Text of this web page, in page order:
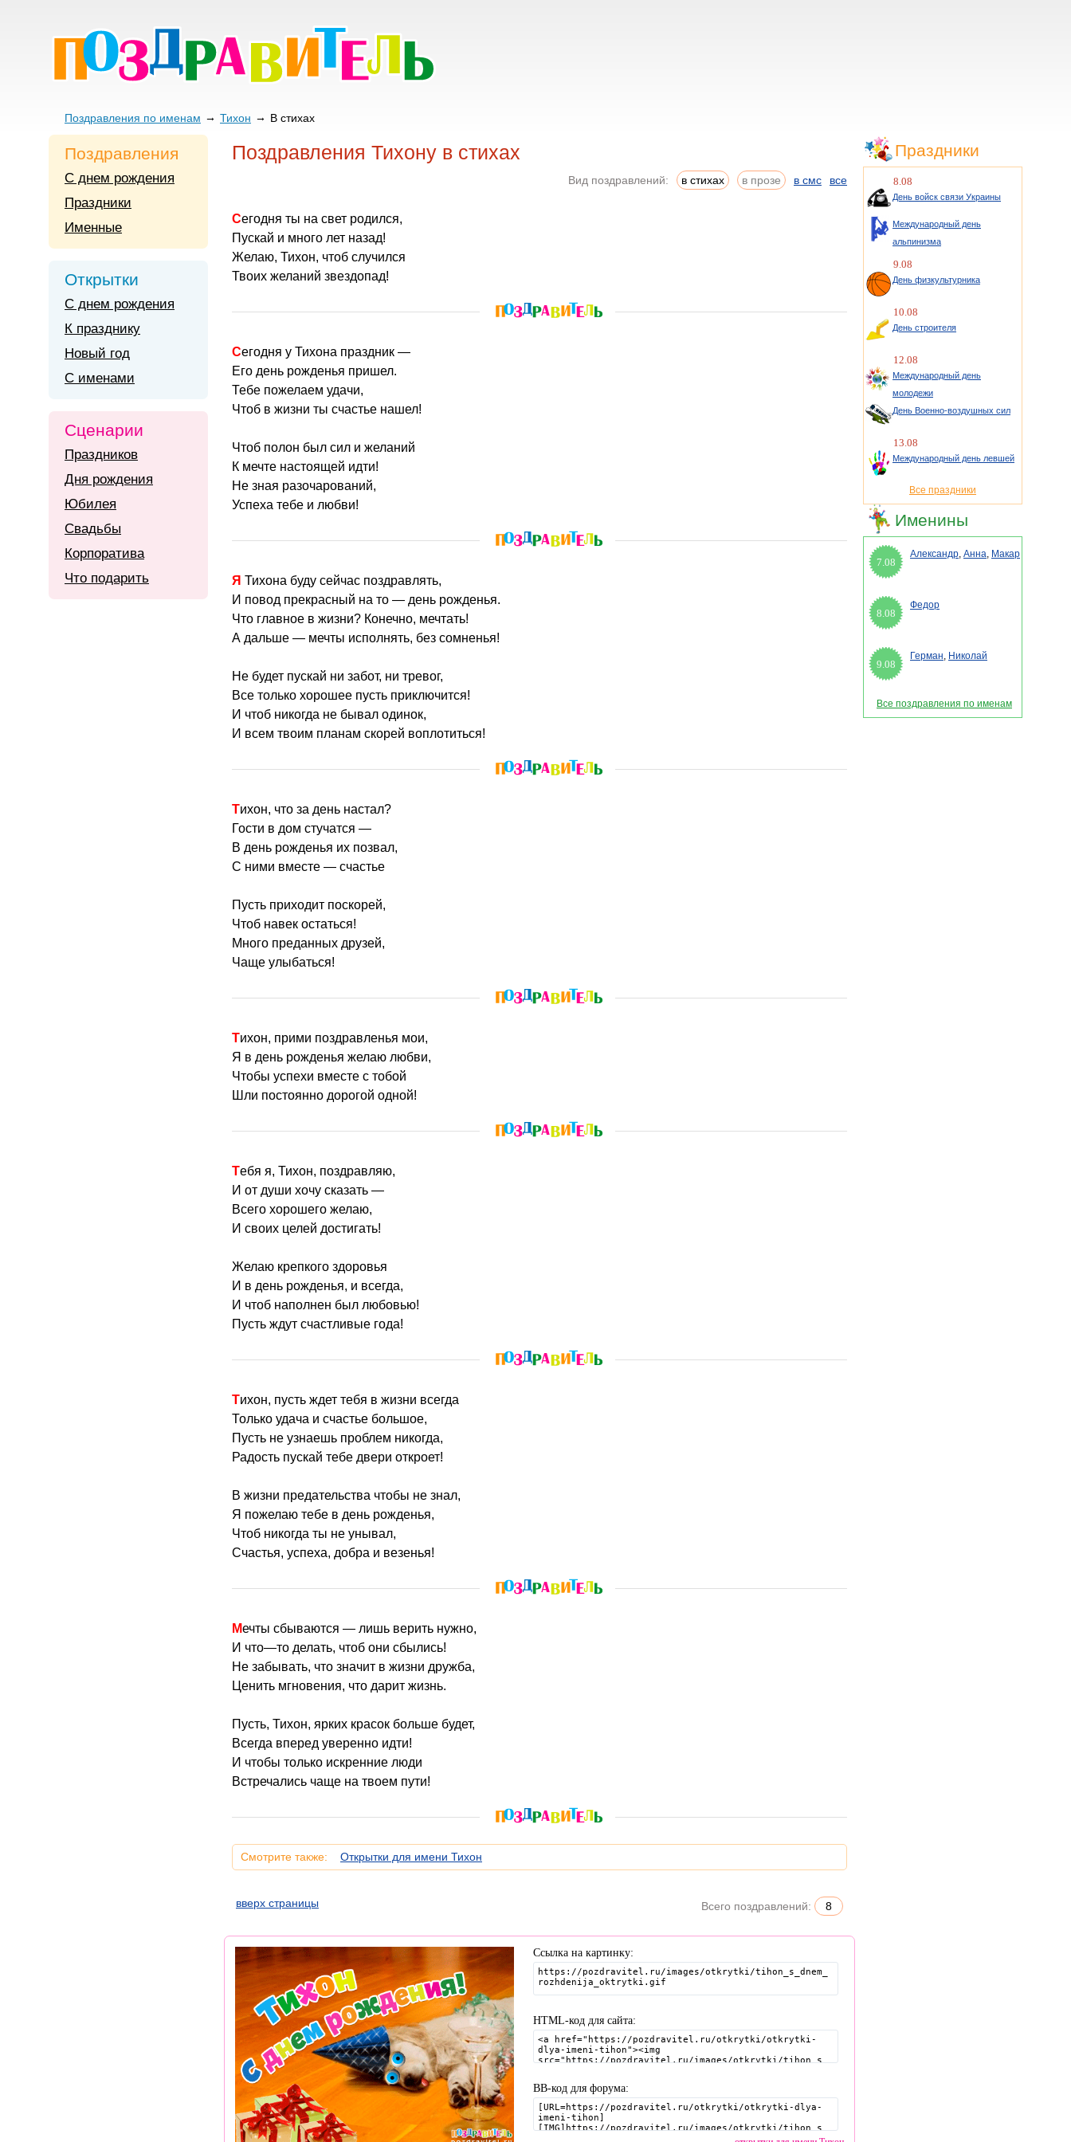
Поздравления по именам Тихон В стихах
Поздравления Тихону в стихах
Вид поздравлений: в стихах в прозе в смс все
Сегодня ты на свет родился,
Пускай и много лет назад!
Желаю, Тихон, чтоб случился
Твоих желаний звездопад!
Сегодня у Тихона праздник —
Его день рожденья пришел.
Тебе пожелаем удачи,
Чтоб в жизни ты счастье нашел!
Чтоб полон был сил и желаний
К мечте настоящей идти!
Не зная разочарований,
Успеха тебе и любви!
Я Тихона буду сейчас поздравлять,
И повод прекрасный на то — день рожденья.
Что главное в жизни? Конечно, мечтать!
А дальше — мечты исполнять, без сомненья!
Не будет пускай ни забот, ни тревог,
Все только хорошее пусть приключится!
И чтоб никогда не бывал одинок,
И всем твоим планам скорей воплотиться!
Тихон, что за день настал?
Гости в дом стучатся —
В день рожденья их позвал,
С ними вместе — счастье
Пусть приходит поскорей,
Чтоб навек остаться!
Много преданных друзей,
Чаще улыбаться!
Тихон, прими поздравленья мои,
Я в день рожденья желаю любви,
Чтобы успехи вместе с тобой
Шли постоянно дорогой одной!
Тебя я, Тихон, поздравляю,
И от души хочу сказать —
Всего хорошего желаю,
И своих целей достигать!
Желаю крепкого здоровья
И в день рожденья, и всегда,
И чтоб наполнен был любовью!
Пусть ждут счастливые года!
Тихон, пусть ждет тебя в жизни всегда
Только удача и счастье большое,
Пусть не узнаешь проблем никогда,
Радость пускай тебе двери откроет!
В жизни предательства чтобы не знал,
Я пожелаю тебе в день рожденья,
Чтоб никогда ты не унывал,
Счастья, успеха, добра и везенья!
Мечты сбываются — лишь верить нужно,
И что—то делать, чтоб они сбылись!
Не забывать, что значит в жизни дружба,
Ценить мгновения, что дарит жизнь.
Пусть, Тихон, ярких красок больше будет,
Всегда вперед уверенно идти!
И чтобы только искренние люди
Встречались чаще на твоем пути!
Смотрите также: Открытки для имени Тихон
вверх страницы Всего поздравлений: 8
Ссылка на картинку:
HTML-код для сайта:
BB-код для форума:
Поздравления
С днем рождения
Праздники
Именные
Открытки
С днем рождения
К празднику
Новый год
С именами
Сценарии
Праздников
Дня рождения
Юбилея
Свадьбы
Корпоратива
Что подарить
Праздники
8.08
День войск связи Украины
Международный день
альпинизма
9.08
День физкультурника
10.08
День строителя
12.08
Международный день
молодежи
День Военно-воздушных сил
13.08
Международный день левшей
Все праздники
Именины
7.08
Александр, Анна, Макар
8.08
Федор
9.08
Герман, Николай
Все поздравления по именам